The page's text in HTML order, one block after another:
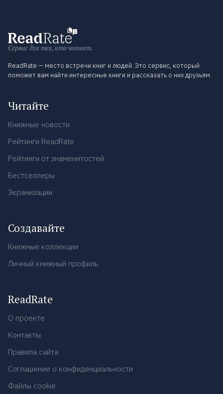
Сервис для тех, кто читает.
ReadRate — место встречи книг и людей. Это сервис, который
поможет вам найти интересные книги и рассказать о них друзьям.
Читайте
Книжные новости
Рейтинги ReadRate
Рейтинги от знаменитостей
Бестселлеры
Экранизации
Создавайте
Книжные коллекции
Личный книжный профиль
ReadRate
О проекте
Контакты
Правила сайта
Соглашение о конфиденциальности
Файлы cookie